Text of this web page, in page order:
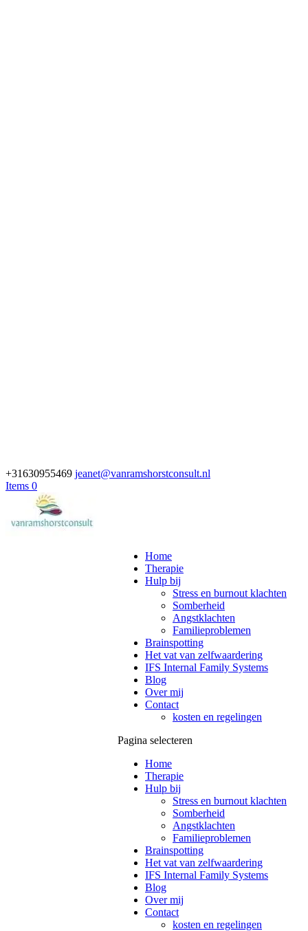
+31630955469 jeanet@vanramshorstconsult.nl
Items 0
Home
Therapie
Hulp bij
Stress en burnout klachten
Somberheid
Angstklachten
Familieproblemen
Brainspotting
Het vat van zelfwaardering
IFS Internal Family Systems
Blog
Over mij
Contact
kosten en regelingen
Pagina selecteren
Home
Therapie
Hulp bij
Stress en burnout klachten
Somberheid
Angstklachten
Familieproblemen
Brainspotting
Het vat van zelfwaardering
IFS Internal Family Systems
Blog
Over mij
Contact
kosten en regelingen